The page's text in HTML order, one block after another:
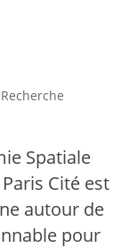
Recherche
Spatiale
Cité est
autour de
pour